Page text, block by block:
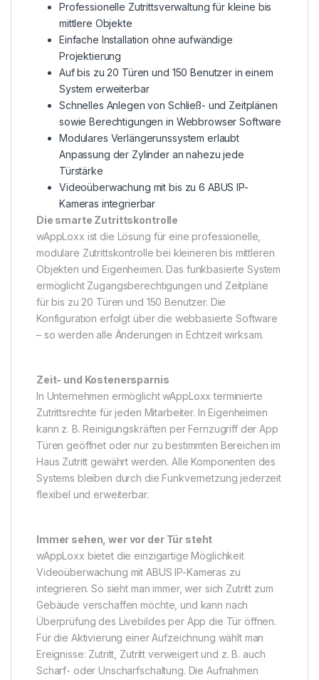
Professionelle Zutrittsverwaltung für kleine bis
mittlere Objekte
Einfache Installation ohne aufwändige
Projektierung
Auf bis zu 20 Türen und 150 Benutzer in einem
System erweiterbar
Schnelles Anlegen von Schließ- und Zeitplänen
sowie Berechtigungen in Webbrowser Software
Modulares Verlängerunssystem erlaubt
Anpassung der Zylinder an nahezu jede
Türstärke
Videoüberwachung mit bis zu 6 ABUS IP-
Kameras integrierbar
Die smarte Zutrittskontrolle
wAppLoxx ist die Lösung für eine professionelle,
modulare Zutrittskontrolle bei kleineren bis mittleren
Objekten und Eigenheimen. Das funkbasierte System
ermöglicht Zugangsberechtigungen und Zeitpläne
für bis zu 20 Türen und 150 Benutzer. Die
Konfiguration erfolgt über die webbasierte Software
– so werden alle Änderungen in Echtzeit wirksam.
Zeit- und Kostenersparnis
In Unternehmen ermöglicht wAppLoxx terminierte
Zutrittsrechte für jeden Mitarbeiter. In Eigenheimen
kann z. B. Reinigungskräften per Fernzugriff der App
Türen geöffnet oder nur zu bestimmten Bereichen im
Haus Zutritt gewährt werden. Alle Komponenten des
Systems bleiben durch die Funkvernetzung jederzeit
flexibel und erweiterbar.
Immer sehen, wer vor der Tür steht
wAppLoxx bietet die einzigartige Möglichkeit
Videoüberwachung mit ABUS IP-Kameras zu
integrieren. So sieht man immer, wer sich Zutritt zum
Gebäude verschaffen möchte, und kann nach
Überprüfung des Livebildes per App die Tür öffnen.
Für die Aktivierung einer Aufzeichnung wählt man
Ereignisse: Zutritt, Zutritt verweigert und z. B. auch
Scharf- oder Unscharfschaltung. Die Aufnahmen